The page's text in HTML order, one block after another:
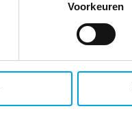
Voorkeuren